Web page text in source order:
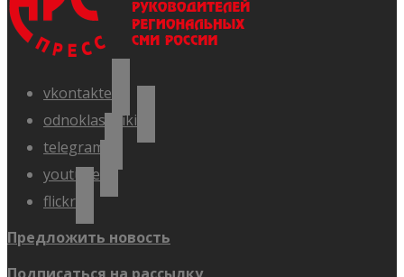
vkontakte
odnoklassniki
telegram
youtube
flickr
Предложить новость